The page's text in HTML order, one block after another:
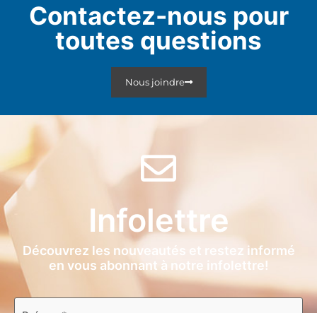
Contactez-nous pour
toutes questions
Nous joindre
Infolettre
Découvrez les nouveautés et restez informé
en vous abonnant à notre infolettre!
Prénom